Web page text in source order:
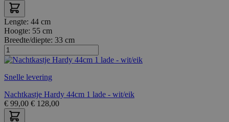
Lengte: 44 cm
Hoogte: 55 cm
Breedte/diepte: 33 cm
Snelle levering
Nachtkastje Hardy 44cm 1 lade - wit/eik
€ 99,00 € 128,00